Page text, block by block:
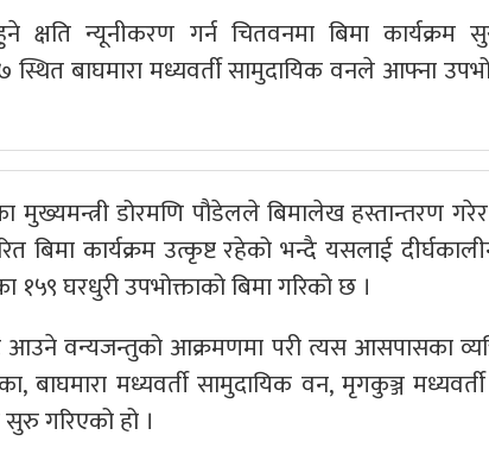
क्षति न्यूनीकरण गर्न चितवनमा बिमा
स्थित बाघमारा मध्यवर्ती सामुदायिक वनले आफ्ना
मुख्यमन्त्री डोरमणि पौडेलले बिमालेख हस्तान्तरण
बिमा कार्यक्रम उत्कृष्ट रहेको भन्दै यसलाई
१५९ घरधुरी उपभोक्ताको बिमा गरिको छ ।
आउने वन्यजन्तुको आक्रमणमा परी त्यस आसपासका
बाघमारा मध्यवर्ती सामुदायिक वन, मृगकुञ्ज
सुरु गरिएको हो ।